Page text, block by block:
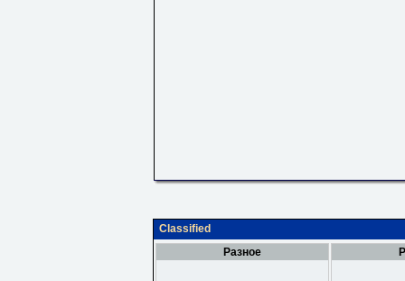
Classified
Разное